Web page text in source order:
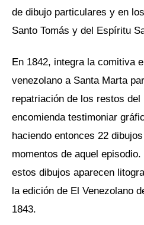
de dibujo particulares y en
Santo Tomás y del Espíritu
En 1842, integra la comitiva
venezolano a Santa Marta
repatriación de los restos del
encomienda testimoniar
haciendo entonces 22
momentos de aquel
estos dibujos aparecen
la edición de El Venezolano
1843.